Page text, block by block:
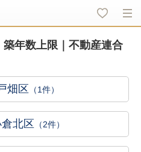
年数上限｜不動産連合
畑区 （1件）
北区 （2件）